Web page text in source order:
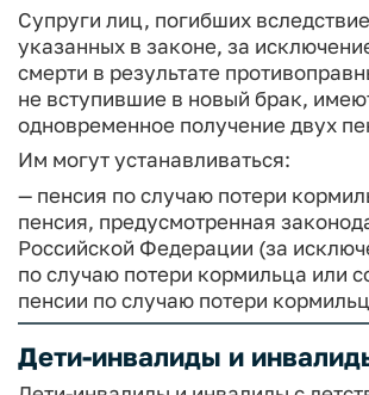
Супруги лиц, погибших
указанных в законе, за
смерти в результате
не вступившие в новый брак,
одновременное получение двух
Им могут устанавливаться:
— пенсия по случаю потери
пенсия, предусмотренная
Российской Федерации (за
по случаю потери кормильца или
пенсии по случаю потери
Дети-инвалиды и